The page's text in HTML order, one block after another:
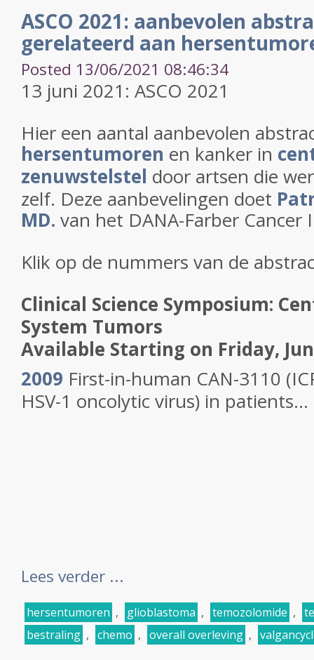
ASCO 2021: aanbevolen
gerelateerd aan
Posted 13/06/2021 08:46:34
13 juni 2021: ASCO 2021
Hier een aantal aanbevolen
hersentumoren en kanker in
zenuwstelstel door artsen die
zelf. Deze aanbevelingen doet
MD. van het DANA-Farber Cancer
Klik op de nummers van de
Clinical Science Symposium:
System Tumors
Available Starting on Friday,
2009 First-in-human CAN-3110
HSV-1 oncolytic virus) in patients...
Lees verder ...
hersentumoren , glioblastoma , temozolomide ,
bestraling , chemo , overall overleving ,